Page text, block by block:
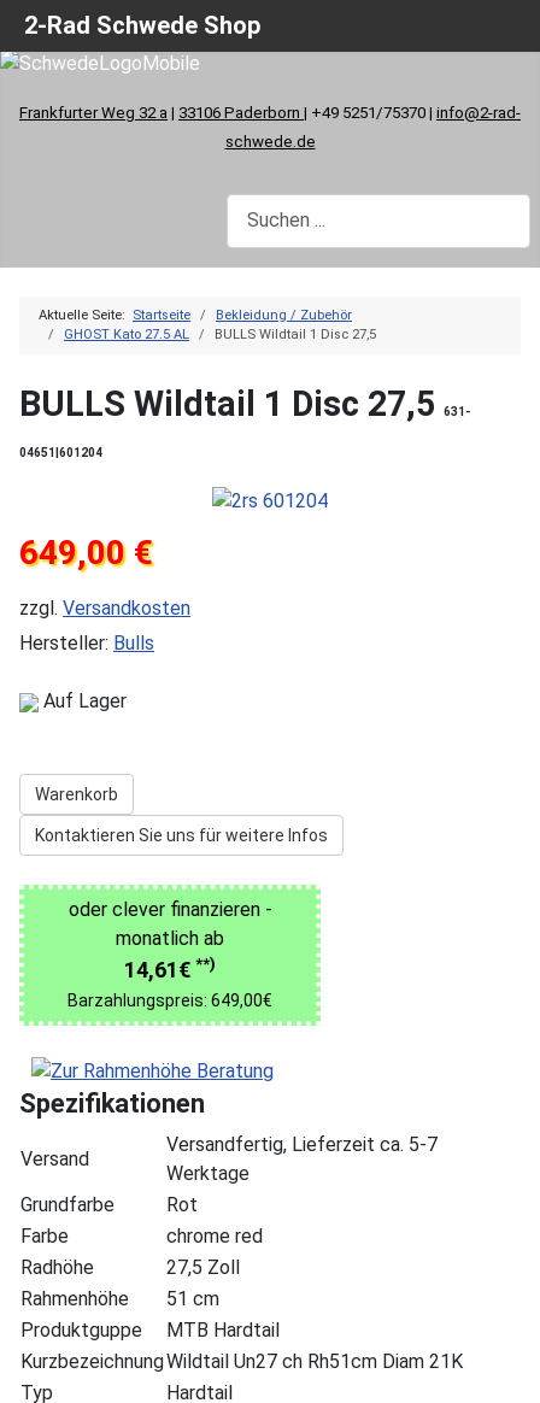
Frankfurter Weg 32 a | 33106 Paderborn | +49 5251/75370 | info@2-rad-
schwede.de
Aktuelle Seite: Startseite
Bekleidung / Zubehör
GHOST Kato 27.5 AL
BULLS Wildtail 1 Disc 27,5
BULLS Wildtail 1 Disc 27,5 631-
04651|601204
649,00 €
zzgl. Versandkosten
Hersteller: Bulls
Auf Lager
Warenkorb
Kontaktieren Sie uns für weitere Infos
oder clever finanzieren -
monatlich ab
14,61€ **)
Barzahlungspreis: 649,00€
Spezifikationen
Versand
Versandfertig, Lieferzeit ca. 5-7
Werktage
Grundfarbe
Rot
Farbe
chrome red
Radhöhe
27,5 Zoll
Rahmenhöhe
51 cm
Produktguppe
MTB Hardtail
KurzbezeichnungWildtail Un27 ch Rh51cm Diam 21K
Typ
Hardtail
2-Rad Schwede Shop